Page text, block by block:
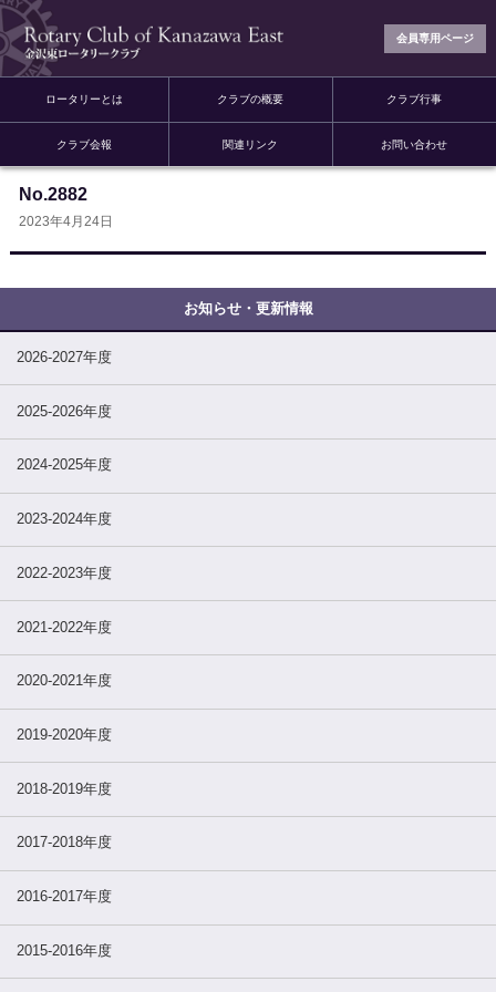
会員専用ページ
ロータリーとは クラブの概要 クラブ行事
クラブ会報 関連リンク お問い合わせ
No.2882
2023年4月24日
2026-2027年度
2025-2026年度
2024-2025年度
2023-2024年度
2022-2023年度
2021-2022年度
2020-2021年度
2019-2020年度
2018-2019年度
2017-2018年度
2016-2017年度
2015-2016年度